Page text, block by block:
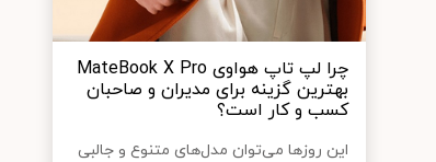
چرا لپ تاپ هواوی MateBook X Pro
بهترین گزینه برای مدیران و صاحبان
کسب و کار است؟
این روزها می‌‎توان مدل‌های متنوع و جالبی